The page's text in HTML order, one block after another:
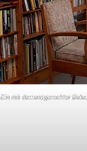
Ein mit demenzgerechter